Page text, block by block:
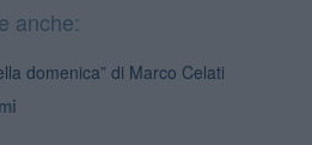
anche:
domenica” di Marco Celati